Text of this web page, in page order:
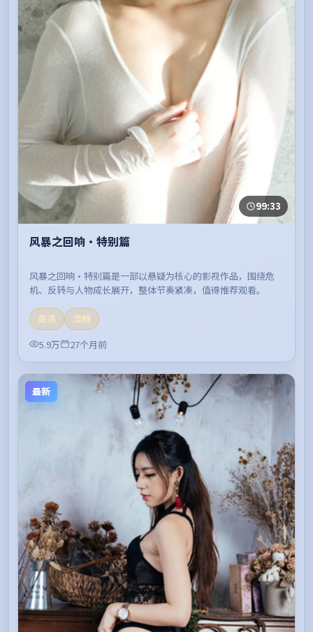
99:33
风暴之回响·特别篇
风暴之回响·特别篇是一部以悬疑为核心的影视作品，围绕危
机、反转与人物成长展开，整体节奏紧凑，值得推荐观看。
高清
流畅
5.9万
27个月前
最新